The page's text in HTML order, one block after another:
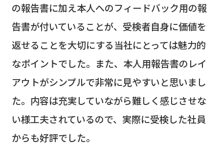
の報告書に加え本人へのフィードバック用の報
告書が付いていることが、受検者自身に価値を
返せることを大切にする当社にとっては魅力的
なポイントでした。また、本人用報告書のレイ
アウトがシンプルで非常に見やすいと思いまし
た。内容は充実していながら難しく感じさせな
い様工夫されているので、実際に受検した社員
からも好評でした。